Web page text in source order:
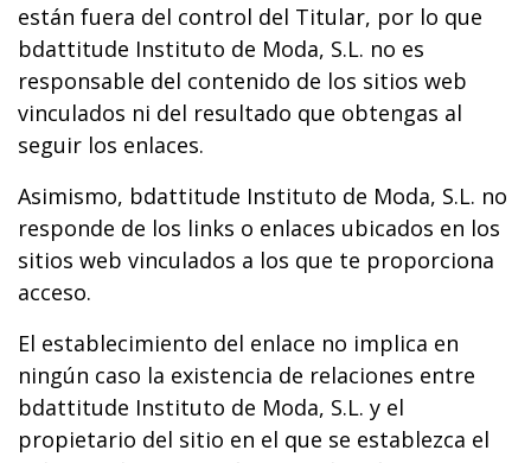
están fuera del control del Titular, por lo que
bdattitude Instituto de Moda, S.L. no es
responsable del contenido de los sitios web
vinculados ni del resultado que obtengas al
seguir los enlaces.
Asimismo, bdattitude Instituto de Moda, S.L. no
responde de los links o enlaces ubicados en los
sitios web vinculados a los que te proporciona
acceso.
El establecimiento del enlace no implica en
ningún caso la existencia de relaciones entre
bdattitude Instituto de Moda, S.L. y el
propietario del sitio en el que se establezca el